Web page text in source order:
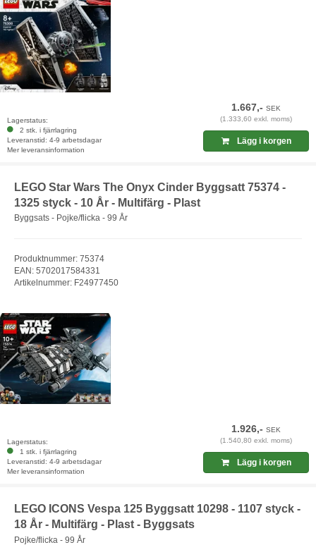
Lagerstatus:
2 stk. i fjärrlagring
Leveranstid: 4-9 arbetsdagar
Mer leveransinformation
1.667,-SEK
(1.333,60 exkl. moms)
Lägg i korgen
LEGO Star Wars The Onyx Cinder Byggsatt 75374 -
1325 styck - 10 År - Multifärg - Plast
Byggsats - Pojke/flicka - 99 År
Produktnummer: 75374
EAN: 5702017584331
Artikelnummer: F24977450
Lagerstatus:
1 stk. i fjärrlagring
Leveranstid: 4-9 arbetsdagar
Mer leveransinformation
1.926,-SEK
(1.540,80 exkl. moms)
Lägg i korgen
LEGO ICONS Vespa 125 Byggsatt 10298 - 1107 styck -
18 År - Multifärg - Plast - Byggsats
Pojke/flicka - 99 År